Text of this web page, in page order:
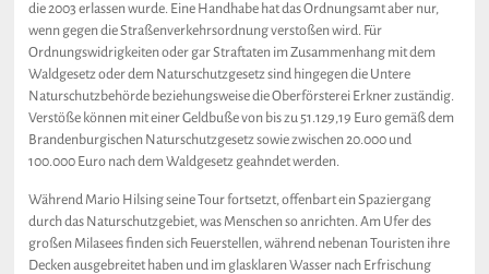
die 2003 erlassen wurde. Eine Handhabe hat das Ordnungsamt aber nur,
wenn gegen die Straßenverkehrsordnung verstoßen wird. Für
Ordnungswidrigkeiten oder gar Straftaten im Zusammenhang mit dem
Waldgesetz oder dem Naturschutzgesetz sind hingegen die Untere
Naturschutzbehörde beziehungsweise die Oberförsterei Erkner zuständig.
Verstöße können mit einer Geldbuße von bis zu 51.129,19 Euro gemäß dem
Brandenburgischen Naturschutzgesetz sowie zwischen 20.000 und
100.000 Euro nach dem Waldgesetz geahndet werden.
Während Mario Hilsing seine Tour fortsetzt, offenbart ein Spaziergang
durch das Naturschutzgebiet, was Menschen so anrichten. Am Ufer des
großen Milasees finden sich Feuerstellen, während nebenan Touristen ihre
Decken ausgebreitet haben und im glasklaren Wasser nach Erfrischung